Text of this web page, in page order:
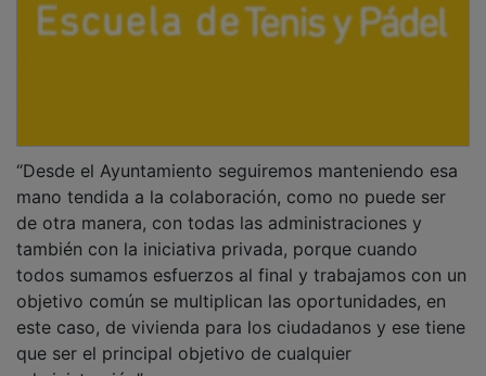
mano tendida a la colaboración, como no puede ser
de otra manera, con todas las administraciones y
también con la iniciativa privada, porque cuando
todos sumamos esfuerzos al final y trabajamos con un
objetivo común se multiplican las oportunidades, en
este caso, de vivienda para los ciudadanos y ese tiene
que ser el principal objetivo de cualquier
administración”.